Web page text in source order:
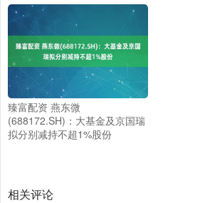
臻富配资 燕东微
(688172.SH)：大基金及京国瑞
拟分别减持不超1%股份
相关评论